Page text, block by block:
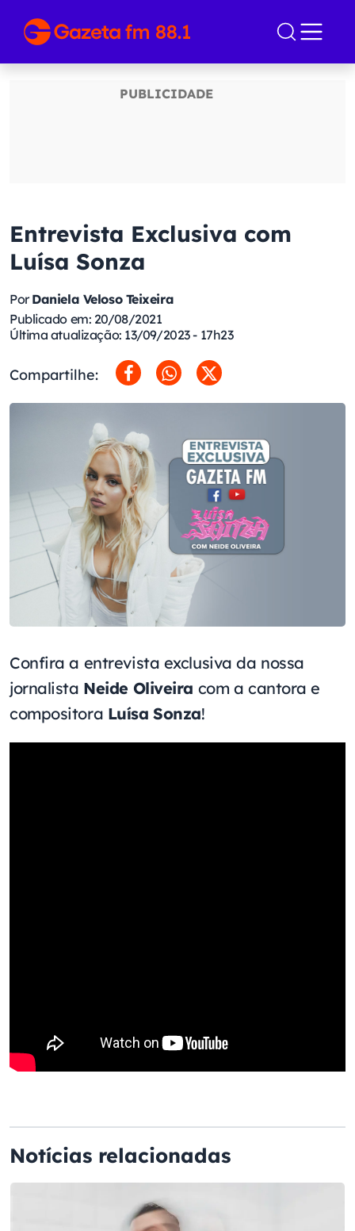
Entrevista Exclusiva com
Luísa Sonza
PorDaniela Veloso Teixeira
Publicado em: 20/08/2021
Última atualização: 13/09/2023 - 17h23
Compartilhe:
Confira a entrevista exclusiva da nossa
jornalista Neide Oliveira com a cantora e
compositora Luísa Sonza!
Notícias relacionadas